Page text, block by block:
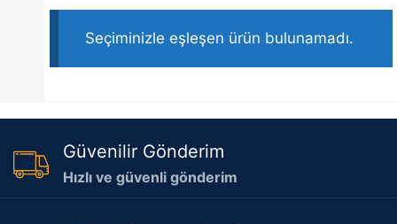
Seçiminizle eşleşen ürün bulunamadı.
Güvenilir Gönderim
Hızlı ve güvenli gönderim